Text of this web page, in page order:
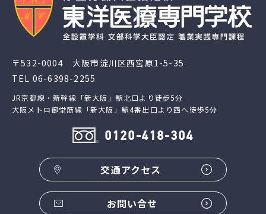
〒532-0004 大阪市淀川区西宮原1-5-35
TEL 06-6398-2255
JR京都線・新幹線「新大阪」駅北口より徒歩5分
大阪メトロ御堂筋線「新大阪」駅4番出口より西へ徒歩5分
0120-418-304
交通アクセス
お問い合せ